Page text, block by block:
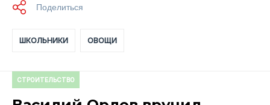
ШКОЛЬНИКИ ОВОЩИ
СТРОИТЕЛЬСТВО